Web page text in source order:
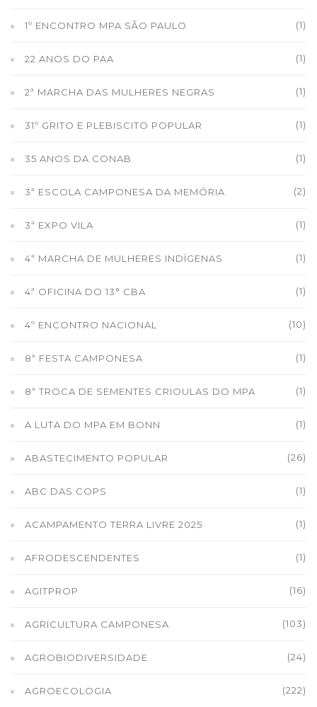
1º ENCONTRO MPA SÃO PAULO (1)
22 ANOS DO PAA (1)
2ª MARCHA DAS MULHERES NEGRAS (1)
31º GRITO E PLEBISCITO POPULAR (1)
35 ANOS DA CONAB (1)
3ª ESCOLA CAMPONESA DA MEMÓRIA (2)
3ª EXPO VILA (1)
4ª MARCHA DE MULHERES INDÍGENAS (1)
4ª OFICINA DO 13° CBA (1)
4º ENCONTRO NACIONAL (10)
8ª FESTA CAMPONESA (1)
8ª TROCA DE SEMENTES CRIOULAS DO MPA (1)
A LUTA DO MPA EM BONN (1)
ABASTECIMENTO POPULAR (26)
ABC DAS COPS (1)
ACAMPAMENTO TERRA LIVRE 2025 (1)
AFRODESCENDENTES (1)
AGITPROP (16)
AGRICULTURA CAMPONESA (103)
AGROBIODIVERSIDADE (24)
AGROECOLOGIA (222)